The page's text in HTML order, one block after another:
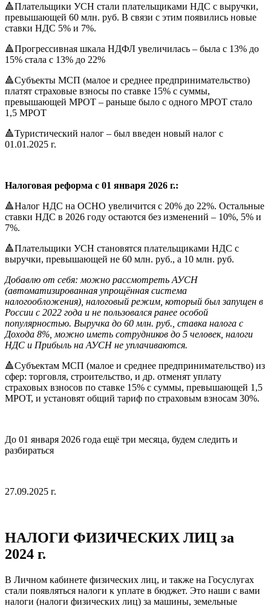
🔺Плательщики УСН стали плательщиками НДС с выручки,
превышающей 60 млн. руб. В связи с этим появились новые
ставки НДС 5% и 7%.
🔺Прогрессивная шкала НДФЛ увеличилась – была с 13% до
15% стала с 13% до 22%
🔺Субъекты МСП (малое и среднее предпринимательство)
платят страховые взносы по ставке 15% с суммы,
превышающей МРОТ – раньше было с одного МРОТ стало
1,5 МРОТ
🔺Туристический налог – был введен новый налог с
01.01.2025 г.
Налоговая реформа с 01 января 2026 г.:
🔺Налог НДС на ОСНО увеличится с 20% до 22%. Остальные
ставки НДС в 2026 году остаются без изменений – 10%, 5% и
7%.
🔺Плательщики УСН становятся плательщиками НДС с
выручки, превышающей не 60 млн. руб., а 10 млн. руб.
Добавлю от себя: можно рассмотреть АУСН
(автоматизированная упрощённая система
налогообложения), налоговый режим, который был запущен в
России с 2022 года и не пользовался ранее особой
популярностью. Выручка до 60 млн. руб., ставка налога с
Дохода 8%, можно иметь сотрудников до 5 человек, налоги
НДС и Прибыль на АУСН не уплачиваются.
🔺Субъектам МСП (малое и среднее предпринимательство) из
сфер: торговля, строительство, и др. отменят уплату
страховых взносов по ставке 15% с суммы, превышающей 1,5
МРОТ, и установят общий тариф по страховым взносам 30%.
До 01 января 2026 года ещё три месяца, будем следить и
разбираться
27.09.2025 г.
НАЛОГИ ФИЗИЧЕСКИХ ЛИЦ за
2024 г.
В Личном кабинете физических лиц, и также на Госуслугах
стали появляться налоги к уплате в бюджет. Это наши с вами
налоги (налоги физических лиц) за машины, земельные